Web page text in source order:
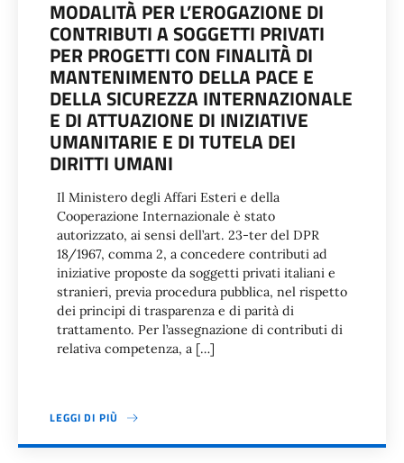
MODALITÀ PER L’EROGAZIONE DI
CONTRIBUTI A SOGGETTI PRIVATI
PER PROGETTI CON FINALITÀ DI
MANTENIMENTO DELLA PACE E
DELLA SICUREZZA INTERNAZIONALE
E DI ATTUAZIONE DI INIZIATIVE
UMANITARIE E DI TUTELA DEI
DIRITTI UMANI
Il Ministero degli Affari Esteri e della
Cooperazione Internazionale è stato
autorizzato, ai sensi dell’art. 23-ter del DPR
18/1967, comma 2, a concedere contributi ad
iniziative proposte da soggetti privati italiani e
stranieri, previa procedura pubblica, nel rispetto
dei principi di trasparenza e di parità di
trattamento. Per l’assegnazione di contributi di
relativa competenza, a […]
LEGGI DI PIÙ